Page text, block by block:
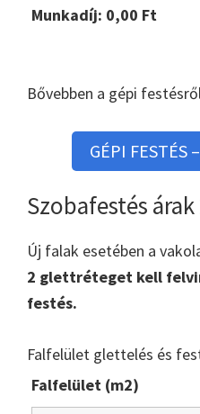
Munkadíj: 0,00 Ft
Bővebben a gépi
GÉPI FESTÉS
Szobafestés
Új falak esetében a
2 glettréteget kell
festés.
Falfelület glettelés és
Falfelület (m2)